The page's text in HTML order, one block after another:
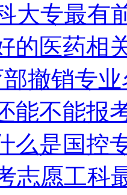
大专最有
的医药相
撤销专
能不能报
么是国控
志愿工科